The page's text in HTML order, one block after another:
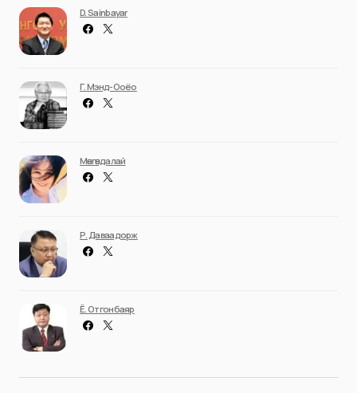
D. Sainbayar
Г. Мэнд-Ооёо
Мөнгөндалай
Р. Даваадорж
Ё. Отгонбаяр